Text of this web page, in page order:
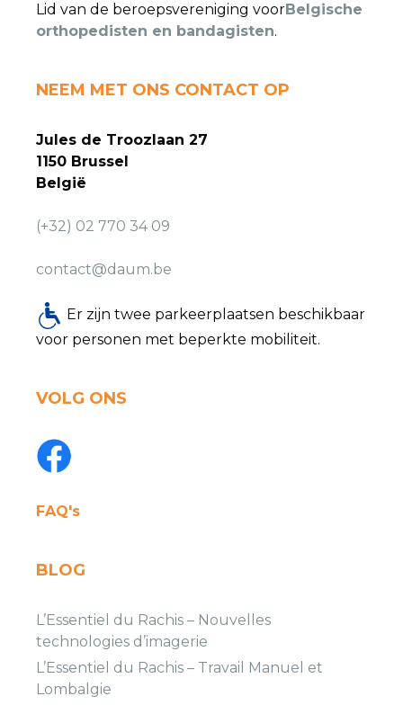
Lid van de beroepsvereniging voorBelgische
orthopedisten en bandagisten.
NEEM MET ONS CONTACT OP
Jules de Troozlaan 27
1150 Brussel
België
(+32) 02 770 34 09
contact@daum.be
Er zijn twee parkeerplaatsen beschikbaar
voor personen met beperkte mobiliteit.
VOLG ONS
FAQ's
BLOG
L’Essentiel du Rachis – Nouvelles
technologies d’imagerie
L’Essentiel du Rachis – Travail Manuel et
Lombalgie